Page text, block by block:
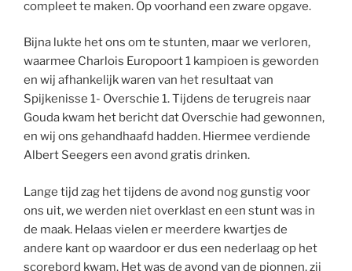
compleet te maken. Op voorhand een zware opgave.
Bijna lukte het ons om te stunten, maar we verloren,
waarmee Charlois Europoort 1 kampioen is geworden
en wij afhankelijk waren van het resultaat van
Spijkenisse 1- Overschie 1. Tijdens de terugreis naar
Gouda kwam het bericht dat Overschie had gewonnen,
en wij ons gehandhaafd hadden. Hiermee verdiende
Albert Seegers een avond gratis drinken.
Lange tijd zag het tijdens de avond nog gunstig voor
ons uit, we werden niet overklast en een stunt was in
de maak. Helaas vielen er meerdere kwartjes de
andere kant op waardoor er dus een nederlaag op het
scorebord kwam. Het was de avond van de pionnen, zij